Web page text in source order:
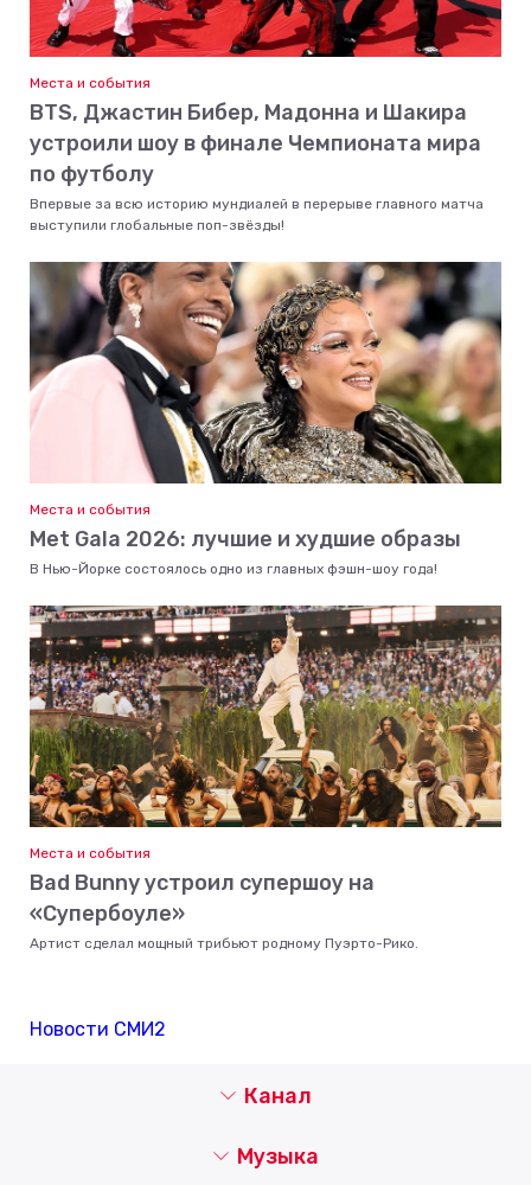
Места и события
BTS, Джастин Бибер, Мадонна и Шакира
устроили шоу в финале Чемпионата мира
по футболу
Впервые за всю историю мундиалей в перерыве главного матча
выступили глобальные поп-звёзды!
Места и события
Met Gala 2026: лучшие и худшие образы
В Нью-Йорке состоялось одно из главных фэшн-шоу года!
Места и события
Bad Bunny устроил супершоу на
«Супербоуле»
Артист сделал мощный трибьют родному Пуэрто-Рико.
Новости СМИ2
Канал
Музыка